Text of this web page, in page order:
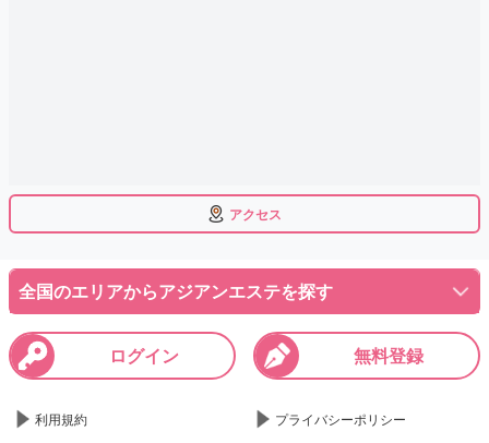
アクセス
全国のエリアからアジアンエステを探す
ログイン 無料登録
利用規約 プライバシーポリシー